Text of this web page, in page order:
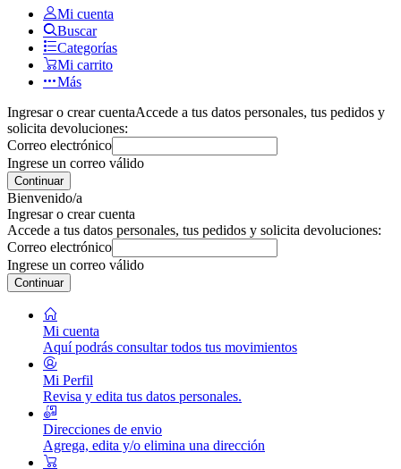
Mi cuenta
Buscar
Categorías
Mi carrito
Más
Ingresar o crear cuentaAccede a tus datos personales, tus pedidos y
solicita devoluciones:
Correo electrónico
Ingrese un correo válido
Continuar
Bienvenido/a
Ingresar o crear cuenta
Accede a tus datos personales, tus pedidos y solicita devoluciones:
Correo electrónico
Ingrese un correo válido
Continuar
Mi cuenta
Aquí podrás consultar todos tus movimientos
Mi Perfil
Revisa y edita tus datos personales.
Direcciones de envio
Agrega, edita y/o elimina una dirección